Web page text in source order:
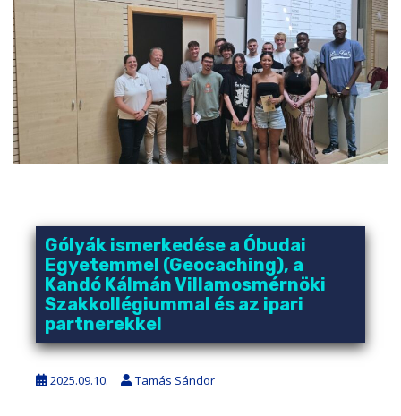
Gólyák ismerkedése a Óbudai
Egyetemmel (Geocaching), a
Kandó Kálmán Villamosmérnöki
Szakkollégiummal és az ipari
partnerekkel
2025.09.10. Tamás Sándor